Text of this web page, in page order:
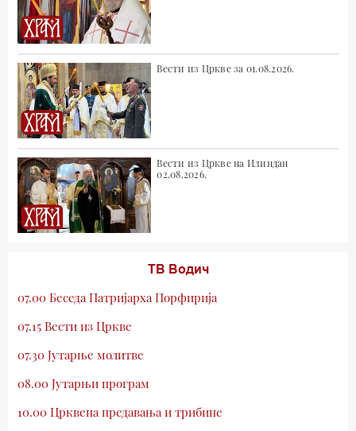
Вести из Цркве за 01.08.2026.
Вести из Цркве на Илиндан
02.08.2026.
ТВ Водич
07.00 Беседа Патријарха Порфирија
07.15 Вести из Цркве
07.30 Јутарње молитве
08.00 Јутарњи програм
10.00 Црквена предавања и трибине